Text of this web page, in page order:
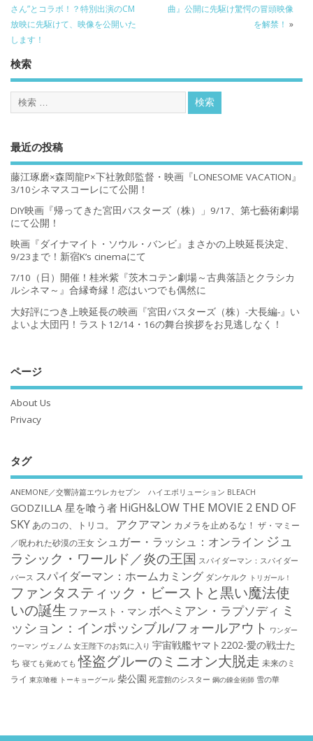
さん”とコラボ！？特別出演のCM
放映に先駆けて、映像を公開いた
します！
曲』公開に先駆け驚愕の冒頭映像
を解禁！ »
検索
最近の投稿
藤江琢磨×森岡龍P×下社敦郎監督・映画『LONESOME VACATION』
3/10シネマスコーレにて公開！
DIY映画『帰ってきた宮田バスターズ（株）」9/17、第七藝術劇場
にて公開！
映画『ダイナマイト・ソウル・バンビ』まさかの上映延長決定、
9/23まで！新宿K’s cinemaにて
7/10（日）開催！桂米紫『茨木コテン劇場～古典落語とクラシカ
ルシネマ～』合縁奇縁！恋はいつでも偶然に
大好評につき上映延長の映画『宮田バスターズ（株）-大長編-』い
よいよ大団円！ラスト12/14・16の舞台挨拶をお見逃しなく！
ページ
About Us
Privacy
タグ
ANEMONE／交響詩篇エウレカセブン ハイエボリューション BLEACH
GODZILLA 星を喰う者 HiGH&LOW THE MOVIE 2 END OF
SKYあのコの、トリコ。 アクアマン カメラを止めるな！ ザ・マミー
／呪われた砂漠の王女 シュガー・ラッシュ：オンライン ジュ
ラシック・ワールド／炎の王国 スパイダーマン：スパイダー
バース スパイダーマン：ホームカミング ダンケルク トリガール！
ファンタスティック・ビーストと黒い魔法使
いの誕生 ファースト・マン ボヘミアン・ラプソディ ミ
ッション：インポッシブル/フォールアウト ワンダー
ウーマン ヴェノム 女王陛下のお気に入り 宇宙戦艦ヤマト2202-愛の戦士た
ち 寝ても覚めても 怪盗グルーのミニオン大脱走 未来のミ
ライ 東京喰種 トーキョーグール 柴公園 死霊館のシスター 鋼の錬金術師 雪の華